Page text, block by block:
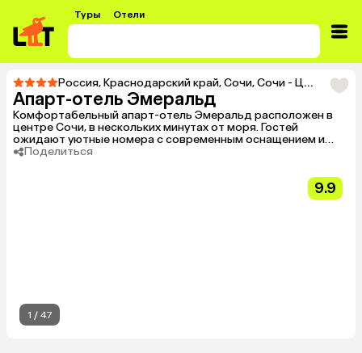
Туры Отели
Россия,Краснодарский край,Сочи,Сочи - Центр , Тур
Апарт-отель Эмеральд
Комфортабельный апарт-отель Эмеральд расположен в
центре Сочи, в нескольких минутах от моря. Гостей
ожидают уютные номера с современным оснащением и
стильным дизайном.
Поделиться
9.9
1 / 47